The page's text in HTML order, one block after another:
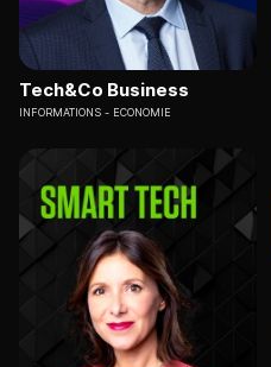
Tech&Co Business
INFORMATIONS ECONOMIE